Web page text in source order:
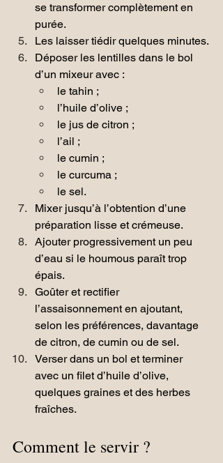
se transformer complètement en
purée.
Les laisser tiédir quelques minutes.
Déposer les lentilles dans le bol
d’un mixeur avec :
le tahin ;
l’huile d’olive ;
le jus de citron ;
l’ail ;
le cumin ;
le curcuma ;
le sel.
Mixer jusqu’à l’obtention d’une
préparation lisse et crémeuse.
Ajouter progressivement un peu
d’eau si le houmous paraît trop
épais.
Goûter et rectifier
l’assaisonnement en ajoutant,
selon les préférences, davantage
de citron, de cumin ou de sel.
Verser dans un bol et terminer
avec un filet d’huile d’olive,
quelques graines et des herbes
fraîches.
Comment le servir ?